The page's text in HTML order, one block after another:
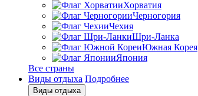
Хорватия
Черногория
Чехия
Шри-Ланка
Южная Корея
Япония
Все страны
Виды отдыха Подробнее
Виды отдыха